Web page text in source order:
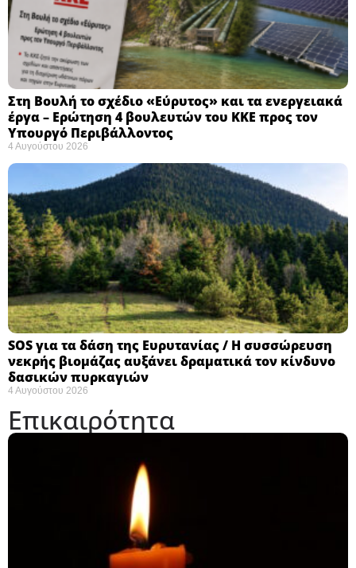
Στη Βουλή το σχέδιο «Εύρυτος» και τα ενεργειακά
έργα – Ερώτηση 4 βουλευτών του ΚΚΕ προς τον
Υπουργό Περιβάλλοντος
4 Αυγούστου 2026
SOS για τα δάση της Ευρυτανίας / Η συσσώρευση
νεκρής βιομάζας αυξάνει δραματικά τον κίνδυνο
δασικών πυρκαγιών
4 Αυγούστου 2026
Επικαιρότητα